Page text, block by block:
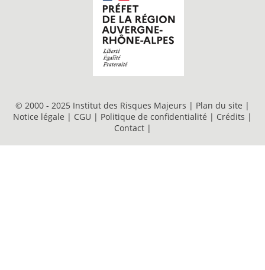
© 2000 - 2025 Institut des Risques Majeurs | Plan du site |
Notice légale | CGU | Politique de confidentialité | Crédits |
Contact |